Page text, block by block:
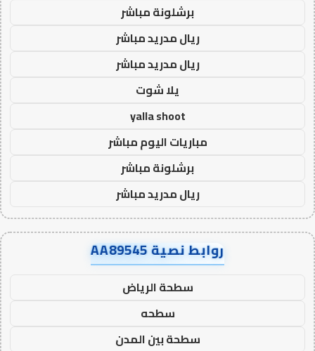
برشلونة مباشر
ريال مدريد مباشر
ريال مدريد مباشر
يلا شوت
yalla shoot
مباريات اليوم مباشر
برشلونة مباشر
ريال مدريد مباشر
روابط نصية AA89545
سطحة الرياض
سطحه
سطحة بين المدن